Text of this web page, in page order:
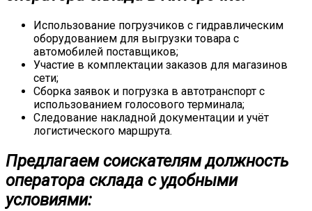
Использование погрузчиков с гидравлическим
оборудованием для выгрузки товара с
автомобилей поставщиков;
Участие в комплектации заказов для магазинов
сети;
Сборка заявок и погрузка в автотранспорт с
использованием голосового терминала;
Следование накладной документации и учёт
логистического маршрута.
Предлагаем соискателям должность
оператора склада с удобными
условиями: